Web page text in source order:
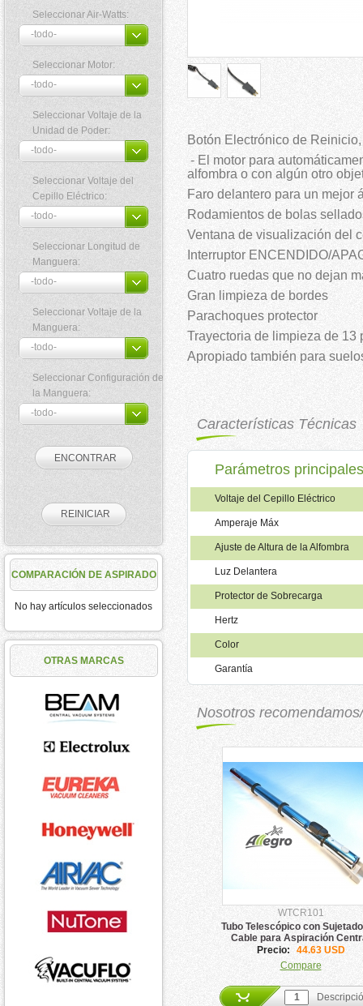
Seleccionar Air-Watts:
Seleccionar Motor:
Seleccionar Voltaje de la
Unidad de Poder:
Seleccionar Voltaje del
Cepillo Eléctrico:
Seleccionar Longitud de
Manguera:
Seleccionar Voltaje de la
Manguera:
Seleccionar Configuración de
la Manguera:
COMPARACIÓN DE ASPIRADO
No hay artículos seleccionados
OTRAS MARCAS
Botón Electrónico de
- El motor para
alfombra o con algún otro
Faro delantero para un mejor
Rodamientos de bolas
Ventana de visualización del
Interruptor ENCENDIDO/
Cuatro ruedas que no dejan
Gran limpieza de bordes
Parachoques protector
Trayectoria de limpieza de 13
Apropiado también para
Características Técnicas
Parámetros principales
Voltaje del Cepillo Eléctrico
Amperaje Máx
Ajuste de Altura de la Alfombra
Luz Delantera
Protector de Sobrecarga
Hertz
Color
Garantía
Nosotros
WTCR101
Tubo Telescópico con
Cable para Aspiración
Allegro
Precio:
44.63 USD
Compare